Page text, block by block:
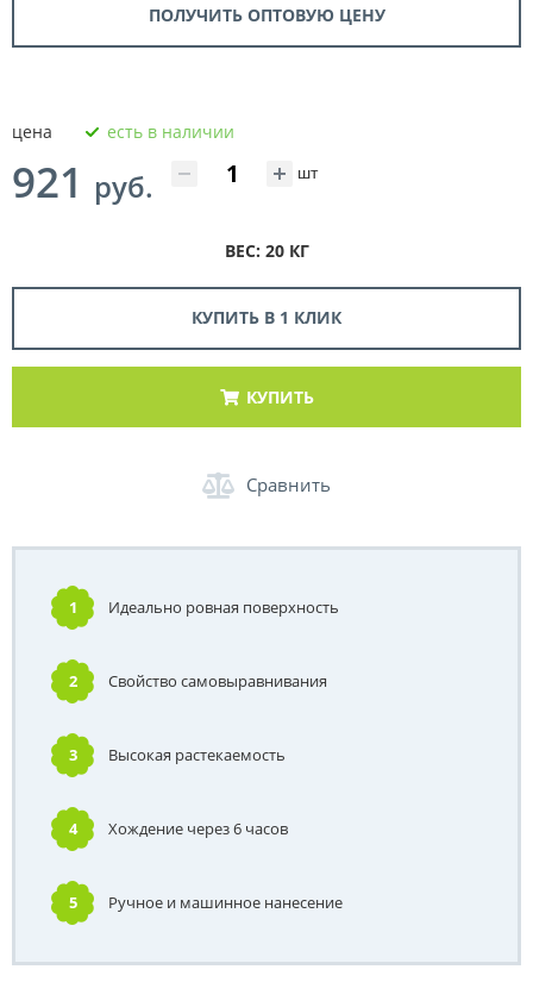
ПОЛУЧИТЬ ОПТОВУЮ ЦЕНУ
цена есть в наличии
921 руб. шт
ВЕС: 20 КГ
КУПИТЬ В 1 КЛИК
КУПИТЬ
Сравнить
1 Идеально ровная поверхность
2 Свойство самовыравнивания
3 Высокая растекаемость
4 Хождение через 6 часов
5 Ручное и машинное нанесение